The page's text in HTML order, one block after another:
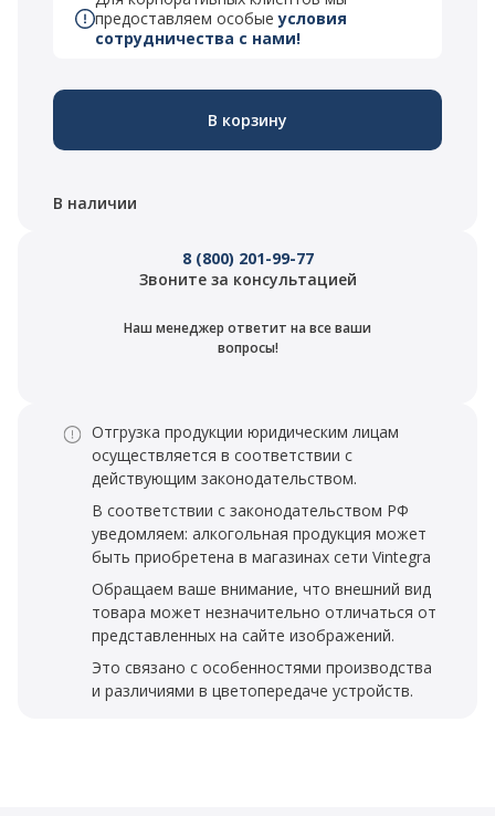
предоставляем особыеусловия
сотрудничества с нами!
В корзину
В наличии
8 (800) 201-99-77
Звоните за консультацией
Наш менеджер ответит на все ваши
вопросы!
Отгрузка продукции юридическим лицам
осуществляется в соответствии с
действующим законодательством.
В соответствии с законодательством РФ
уведомляем: алкогольная продукция может
быть приобретена в магазинах сети Vintegra
Обращаем ваше внимание, что внешний вид
товара может незначительно отличаться от
представленных на сайте изображений.
Это связано с особенностями производства
и различиями в цветопередаче устройств.